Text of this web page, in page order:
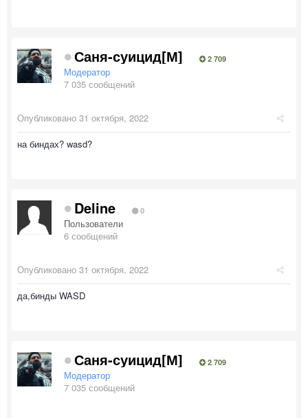
Саня-суицид[М] 2 709
Модератор
7 035 сообщений
Опубликовано 31 октября, 2022
на биндах? wasd?
Deline 0
Пользователи
6 сообщений
Опубликовано 31 октября, 2022
да,бинды WASD
Саня-суицид[М] 2 709
Модератор
7 035 сообщений